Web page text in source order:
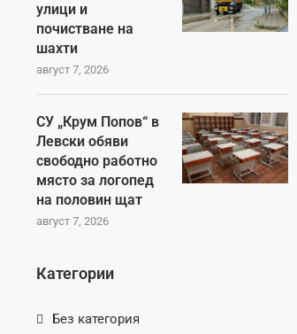
улици и
почистване на
шахти
август 7, 2026
СУ „Крум Попов“ в
Левски обяви
свободно работно
място за логопед
на половин щат
август 7, 2026
Категории
Без категория